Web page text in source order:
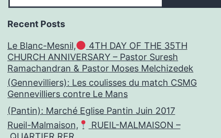
Recent Posts
Le Blanc-Mesnil,
4TH DAY OF THE 35TH
CHURCH ANNIVERSARY – Pastor Suresh
Ramachandran & Pastor Moses Melchizedek
(Gennevilliers): Les coulisses du match CSMG
Gennevilliers contre Le Mans
(Pantin): Marché Eglise Pantin Juin 2017
Rueil-Malmaison,
RUEIL-MALMAISON –